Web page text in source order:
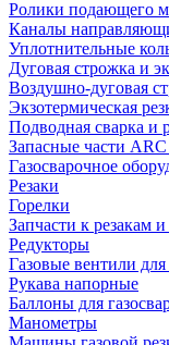
Ролики подающего
Каналы
Уплотнительные
Дуговая строжка и
Воздушно-дуговая
Экзотермическая
Подводная сварка и
Запасные части
Газосварочное
Резаки
Горелки
Запчасти к резакам
Редукторы
Газовые вентили для
Рукава напорные
Баллоны для
Манометры